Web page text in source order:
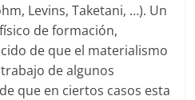
Levins, Taketani, …). Un
de formación,
de que el materialismo
de algunos
que en ciertos casos esta